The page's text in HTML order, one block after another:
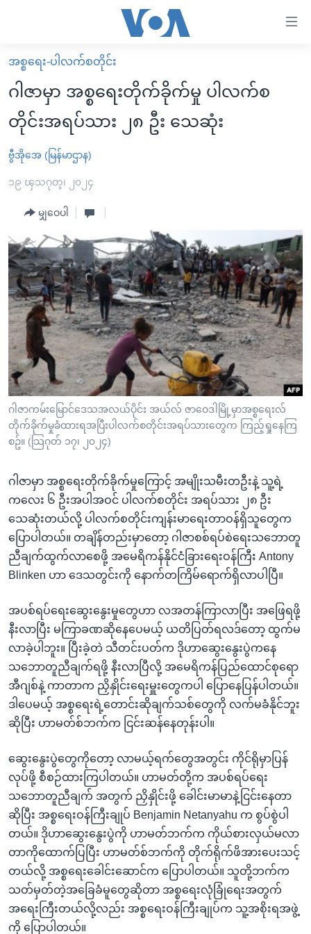
လွယ်ကူ
စေ
သည့်
Link
များ
ပင်မ
ကျော်
ကြည့်
ရန်
ပင်မ
အ
ညွန်း
စာမျက်နှာ
သို့
ကျော်
ကြည့်
ရန်
ရှာဖွေ
နေရာ
သို့
ကျော်
ရန်
မူလစာမျက်နှာ
မြန်မာ
ကမ္ဘာ့သတင်းများ
နိုင်ငံတကာ
အစ္စရေး-ပါလက်စတိုင်း
ဗွီဒီယို
အင်္ဂလိပ်စာလေ့လာမယ်
အမေရိကန်သုံးအီဒီယံ
မကြေးမုံရဲ့ အင်္ဂလိပ်စာ
ရုပ်ရှင်ထဲက အင်္ဂလိပ်စာ
သုတပဒေသာ အင်္ဂလိပ်စာ
အပတ်စဉ်ကဏ္ဍများ
ရေဒီယို
တီဗွီ
ရေဒီယိုနှင့်ရုပ်သံ အချက်အလက်များ
ရေဒီယို/တီဗွီအစီအစဉ်
Learning English
ဗွီအိုအေ လူမှုကွန်ယက်များ
ဘာသာစကားများ
အစ္စရေး-ပါလက်စတိုင်း
ဂါဇာမှာ အစ္စရေးတိုက်ခိုက်မှု ပါလက်စ
တိုင်းအရပ်သား ၂၈ ဦး သေဆုံး
ဗွီအိုအေ (မြန်မာဌာန)
၁၉ ၾသဂုတ္၊ ၂၀၂၄
မျှဝေပါ
ဂါဇာကမ်းမြောင်ဒေသအလယ်ပိုင်း အယ်လ် ဇာဝေဒါမြို့မှာအစ္စရေးလ်
တိုက်ခိုက်မှုခံထားရအပြီးပါလက်စတိုင်းအရပ်သားတွေက ကြည့်ရှုနေကြ
စဥ်။ (သြဂုတ် ၁၇၊ ၂၀၂၄)
ဂါဇာမှာ အစ္စရေးတိုက်ခိုက်မှုကြောင့် အမျိုးသမီးတဦးနဲ့ သူ့ရဲ့
ကလေး ၆ ဦးအပါအဝင် ပါလက်စတိုင်း အရပ်သား ၂၈ ဦး
သေဆုံးတယ်လို့ ပါလက်စတိုင်းကျန်းမာရေးတာဝန်ရှိသူတွေက
ပြောပါတယ်။ တချိန်တည်းမှာတော့ ဂါဇာစစ်ရပ်စဲရေးသဘောတူ
ညီချက်ထွက်လာစေဖို့ အမေရိကန်နိုင်ငံခြားရေးဝန်ကြီး Antony
Blinken ဟာ ဒေသတွင်းကို နောက်တကြိမ်ရောက်ရှိလာပါပြီ။
အပစ်ရပ်ရေးဆွေးနွေးမှုတွေဟာ လအတန်ကြာလာပြီး အဖြေရဖို့
နီးလာပြီး မကြာခဏဆိုနေပေမယ့် ယတိပြတ်ရလဒ်တော့ ထွက်မ
လာခဲ့ပါဘူး။ ပြီးခဲ့တဲ သီတင်းပတ်က ဒိုဟာဆွေးနွေးပွဲကနေ
သဘောတူညီချက်ရဖို့ နီးလာပြီလို့ အမေရိကန်ပြည်ထောင်စုရော
အီဂျစ်နဲ့ ကာတာက ညှိနှိုင်းရေးမှူးတွေကပါ ပြောနေပြန်ပါတယ်။
ဒါပေမယ့် အစ္စရေးရဲ့တောင်းဆိုချက်သစ်တွေကို လက်မခံနိုင်ဘူး
ဆိုပြီး ဟာမတ်စ်ဘက်က ငြင်းဆန်နေတုန်းပါ။
ဆွေးနွေးပွဲတွေကိုတော့ လာမယ့်ရက်တွေအတွင်း ကိုင်ရိုမှာပြန်
လုပ်ဖို့ စီစဉ်ထားကြပါတယ်။ ဟာမတ်တို့က အပစ်ရပ်ရေး
သဘောတူညီချက် အတွက် ညှိနှိုင်းဖို့ ခေါင်းမာမာနဲ့ငြင်းနေတာ
ဆိုပြီး အစ္စရေးဝန်ကြီးချုပ် Benjamin Netanyahu က စွပ်စွဲပါ
တယ်။ ဒိုဟာဆွေးနွေးပွဲကို ဟာမတ်ဘက်က ကိုယ်စားလှယ်မလာ
တာကိုထောက်ပြပြီး ဟာမတ်စ်ဘက်ကို တိုက်ရိုက်ဖိအားပေးသင့်
တယ်လို့ အစ္စရေးခေါင်းဆောင်က ပြောပါတယ်။ သူတို့ဘက်က
သတ်မှတ်တဲ့အခြေခံမူတွေဆိုတာ အစ္စရေးလုံခြုံရေးအတွက်
အရေးကြီးတယ်လို့လည်း အစ္စရေးဝန်ကြီးချုပ်က သူ့အစိုးရအဖွဲ့
ကို ပြောပါတယ်။